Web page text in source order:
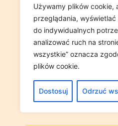
Używamy plików cookie,
przeglądania,
do indywidualnych
analizować ruch na
wszystkie” oznacza
plików cookie.
Dostosuj Odrzuć